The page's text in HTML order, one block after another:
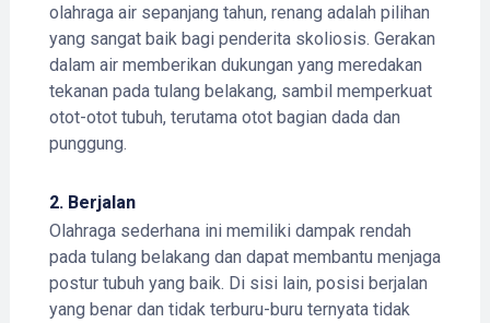
olahraga air sepanjang tahun, renang adalah pilihan
yang sangat baik bagi penderita skoliosis. Gerakan
dalam air memberikan dukungan yang meredakan
tekanan pada tulang belakang, sambil memperkuat
otot-otot tubuh, terutama otot bagian dada dan
punggung.
2. Berjalan
Olahraga sederhana ini memiliki dampak rendah
pada tulang belakang dan dapat membantu menjaga
postur tubuh yang baik. Di sisi lain, posisi berjalan
yang benar dan tidak terburu-buru ternyata tidak